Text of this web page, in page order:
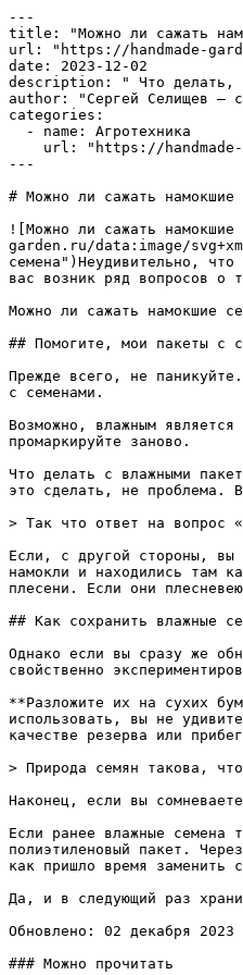
---
title: "Можно ли сажать
url: "https://handmade-
date: 2023-12-02
description: " Что делать,
author: "Сергей Селищев —
categories:
---
# Можно ли сажать намокшие
![Можно ли сажать
garden.ru/data:image/
семена")Неудивительно,
вас возник ряд вопросов о
Можно ли сажать намокшие
## Помогите, мои пакеты с
Прежде всего, не
с семенами.
Возможно, влажным
промаркируйте заново.
Что делать с влажными
это сделать, не проблема.
> Так что ответ на вопрос
Если, с другой стороны, вы
намокли и находились там
плесени. Если они
## Как сохранить влажные
Однако если вы сразу же
свойственно
**Разложите их на сухих
использовать, вы не
качестве резерва или
> Природа семян такова,
Наконец, если вы
Если ранее влажные семена
полиэтиленовый пакет.
как пришло время заменить
Да, и в следующий раз
Обновлено: 02 декабря
### Можно прочитать